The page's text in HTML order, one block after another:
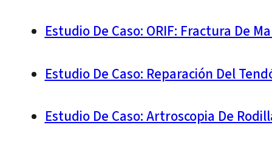
Estudio De Caso: ORIF: Fractura De
Estudio De Caso: Reparación Del
Estudio De Caso: Artroscopia De